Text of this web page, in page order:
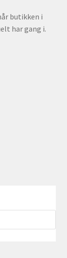
butikken i
har gang i.